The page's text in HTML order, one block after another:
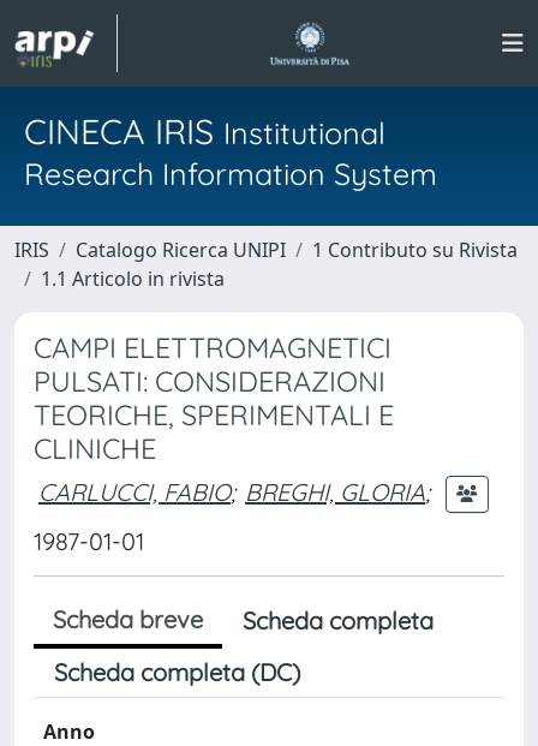
CINECA IRIS Institutional
Research Information System
IRIS Catalogo Ricerca UNIPI
1 Contributo su Rivista
1.1 Articolo in rivista
CAMPI ELETTROMAGNETICI
PULSATI: CONSIDERAZIONI
TEORICHE, SPERIMENTALI E
CLINICHE
CARLUCCI, FABIO; BREGHI, GLORIA;
1987-01-01
Scheda breve
Scheda completa
Scheda completa (DC)
Anno